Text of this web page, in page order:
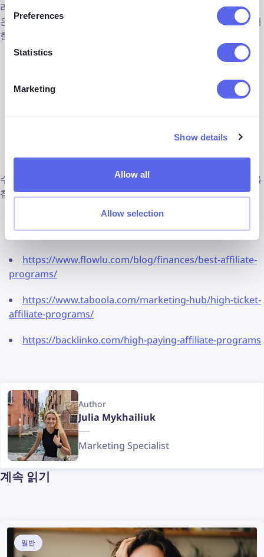
Preferences
Statistics
Marketing
Show details
Allow all
Allow selection
라면 대부분
를 알고 있을 것입니다. 제휴 프로그램
은
여행 블로거, 미식가, 리뷰어
에게 적합하며, 장소나 경험에 대
한 리뷰를 공유하는 사람에게도 좋습니다.
추천 대상
: 여행 블로거, 레스토랑/호텔 리뷰어, 여행 플랫
수익성이 높은
제휴 프로그램은 무궁무진합니다. 아래의 링크를
참고해 본인에게 가장 잘 맞는 프로그램을 찾아보세요:
https://www.nimbata.com/blog/12-best-affiliate-
marketing-programs
https://www.flowlu.com/blog/finances/best-affiliate-
programs/
https://www.taboola.com/marketing-hub/high-ticket-
affiliate-programs/
https://backlinko.com/high-paying-affiliate-programs
Author
Julia Mykhailiuk
Marketing Specialist
계속 읽기
일반